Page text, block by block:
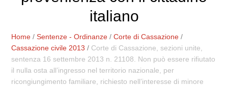
italiano
Home /Sentenze - Ordinanze /Corte di Cassazione /
Cassazione civile 2013 / Corte di Cassazione, sezioni unite,
sentenza 16 settembre 2013 n. 21108. Non può essere rifiutato
il nulla osta all’ingresso nel territorio nazionale, per
ricongiungimento familiare, richiesto nell’interesse di minore